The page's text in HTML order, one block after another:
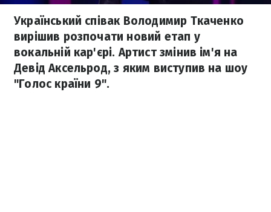
Український співак Володимир Ткаченко
вирішив розпочати новий етап у
вокальній кар'єрі. Артист змінив ім'я на
Девід Аксельрод, з яким виступив на шоу
"Голос країни 9".